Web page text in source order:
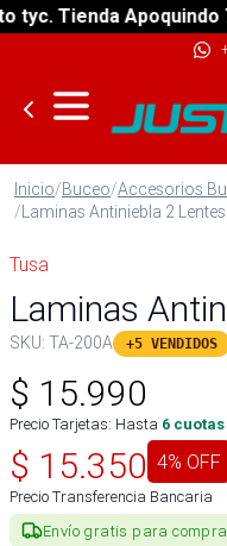
Tienda Apoquindo
Inicio/Buceo/Accesorios
/Laminas Antiniebla 2 Lentes
Tusa
Laminas
SKU: TA-200A +5 VENDIDOS
$ 15.990
Precio Tarjetas: Hasta 6 cuotas
$ 15.350 4% OFF
Precio Transferencia Bancaria
Envío gratis para